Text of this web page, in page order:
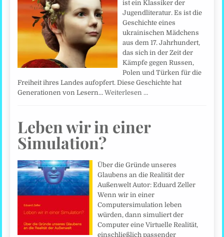
ist ein Klassiker der
Jugendliteratur. Es ist die
Geschichte eines
ukrainischen Mädchens
aus dem 17. Jahrhundert,
das sich in der Zeit der
Kämpfe gegen Russen,
Polen und Türken für die
Freiheit ihres Landes aufopfert. Diese Geschichte hat
Generationen von Lesern…Weiterlesen …
Leben wir in einer
Simulation?
Über die Gründe unseres
Glaubens an die Realität der
Außenwelt Autor: Eduard Zeller
Wenn wir in einer
Computersimulation leben
würden, dann simuliert der
Computer eine Virtuelle Realität,
einschließlich passender